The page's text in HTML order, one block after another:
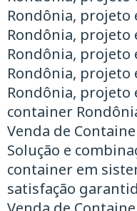
Rondônia, projeto
Rondônia, projeto
Rondônia, projeto
Rondônia,
Rondônia,
container
Venda de
Solução e
container em
satisfação